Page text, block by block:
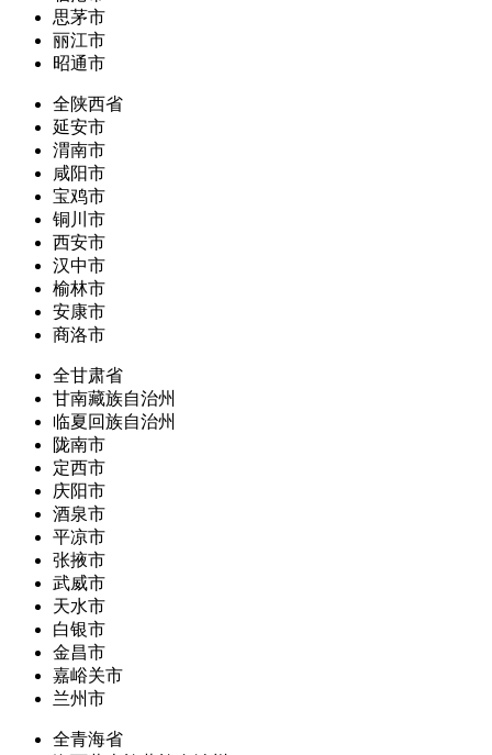
思茅市
丽江市
昭通市
全陕西省
延安市
渭南市
咸阳市
宝鸡市
铜川市
西安市
汉中市
榆林市
安康市
商洛市
全甘肃省
甘南藏族自治州
临夏回族自治州
陇南市
定西市
庆阳市
酒泉市
平凉市
张掖市
武威市
天水市
白银市
金昌市
嘉峪关市
兰州市
全青海省